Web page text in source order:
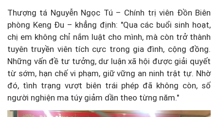
Thượng tá Nguyễn Ngọc Tú – Chính trị viên Đồn Biên
phòng Keng Đu – khẳng định: "Qua các buổi sinh hoạt,
chị em không chỉ nắm luật cho mình, mà còn trở thành
tuyên truyền viên tích cực trong gia đình, cộng đồng.
Những vấn đề tư tưởng, dư luận xã hội được giải quyết
từ sớm, hạn chế vi phạm, giữ vững an ninh trật tự. Nhờ
đó, tình trạng vượt biên trái phép đã không còn, số
người nghiện ma túy giảm dần theo từng năm."